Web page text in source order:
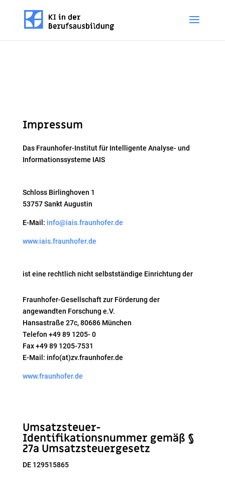
Impressum
Das Fraunhofer-Institut für Intelligente Analyse- und
Informationssysteme IAIS
Schloss Birlinghoven 1
53757 Sankt Augustin
E-Mail: info@iais.fraunhofer.de
www.iais.fraunhofer.de
ist eine rechtlich nicht selbstständige Einrichtung der
Fraunhofer-Gesellschaft zur Förderung der
angewandten Forschung e.V.
Hansastraße 27c, 80686 München
Telefon +49 89 1205- 0
Fax +49 89 1205-7531
E-Mail: info(at)zv.fraunhofer.de
www.fraunhofer.de
Umsatzsteuer-
Identifikationsnummer gemäß §
27a Umsatzsteuergesetz
DE 129515865